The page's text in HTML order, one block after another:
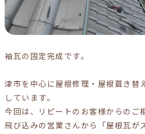
袖瓦の固定完成です。
津市を中心に屋根修理・屋根葺き替
しています。
今回は、リピートのお客様からのご
飛び込みの営業さんから「屋根瓦が